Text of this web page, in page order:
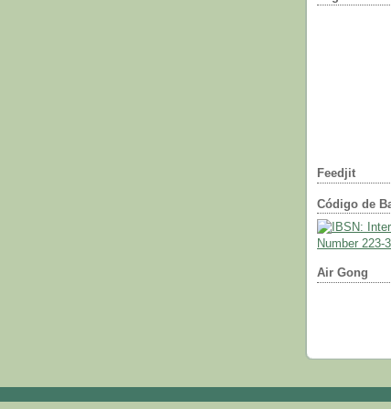
Feedjit
Código de
Air Gong